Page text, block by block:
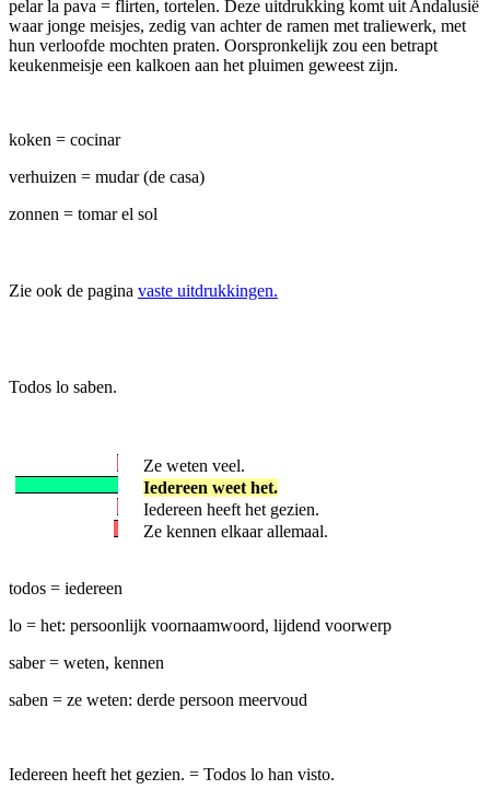
pelar la pava = flirten, tortelen. Deze uitdrukking komt uit Andalusië
waar jonge meisjes, zedig van achter de ramen met traliewerk, met
hun verloofde mochten praten. Oorspronkelijk zou een betrapt
keukenmeisje een kalkoen aan het pluimen geweest zijn.
koken = cocinar
verhuizen = mudar (de casa)
zonnen = tomar el sol
Zie ook de pagina vaste uitdrukkingen.
Todos lo saben.
Ze weten veel.
Iedereen weet het.
Iedereen heeft het gezien.
Ze kennen elkaar allemaal.
todos = iedereen
lo = het: persoonlijk voornaamwoord, lijdend voorwerp
saber = weten, kennen
saben = ze weten: derde persoon meervoud
Iedereen heeft het gezien. = Todos lo han visto.